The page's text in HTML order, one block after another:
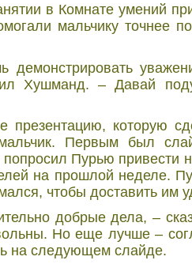
в Комнате умений
мальчику точнее
демонстрировать
Хушманд. – Давай
презентацию, которую
Первым был
Пурью привести
на прошлой неделе.
чтобы доставить им
добрые дела, –
Но еще лучше –
на следующем слайде.